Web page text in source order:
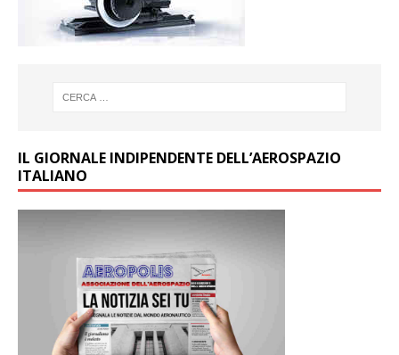
IL GIORNALE INDIPENDENTE DELL’AEROSPAZIO
ITALIANO